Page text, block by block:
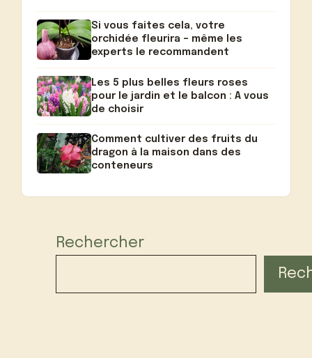
Si vous faites cela, votre
orchidée fleurira – même les
experts le recommandent
Les 5 plus belles fleurs roses
pour le jardin et le balcon : A vous
de choisir
Comment cultiver des fruits du
dragon à la maison dans des
conteneurs
Rechercher